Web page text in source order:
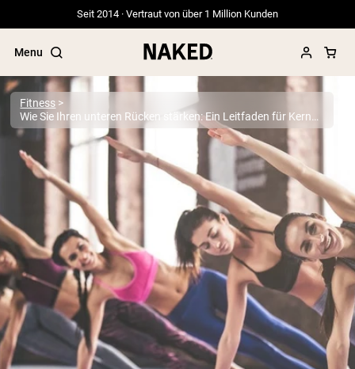
Seit 2014 · Vertraut von über 1 Million Kunden
Menu
Beliebte Suchbegriffe
”Protein Powder“
”Overnight Oats“
”Vegan protein“
”Collagen“
”Micellar Casein“
Fitness
Wie Sie Ihren unteren Rücken stärken: Ein Leitfaden für Kernstabilität und Widerstandsfähigkeit